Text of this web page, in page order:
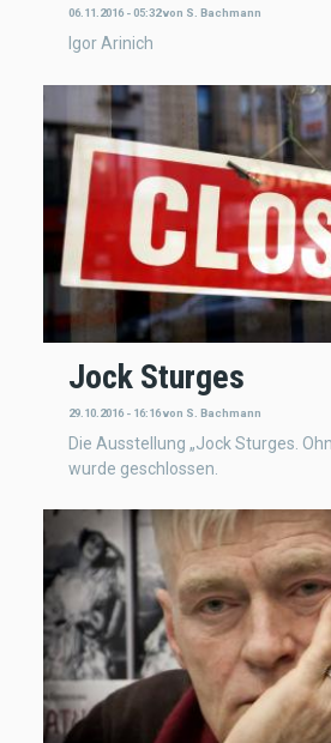
06.11.2016 - 05:32von S. Bachmann
Igor Arinich
Jock Sturges
29.10.2016 - 16:16von S. Bachmann
Die Ausstellung „Jock Sturges.
wurde geschlossen.